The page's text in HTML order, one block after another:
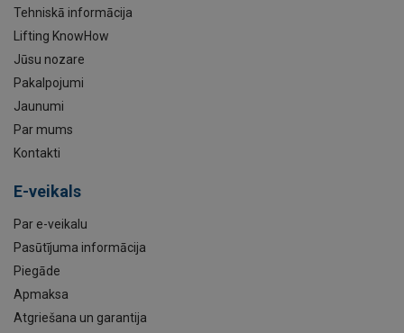
Tehniskā informācija
Lifting KnowHow
Jūsu nozare
Pakalpojumi
Jaunumi
Par mums
Kontakti
E-veikals
Par e-veikalu
Pasūtījuma informācija
Piegāde
Apmaksa
Atgriešana un garantija